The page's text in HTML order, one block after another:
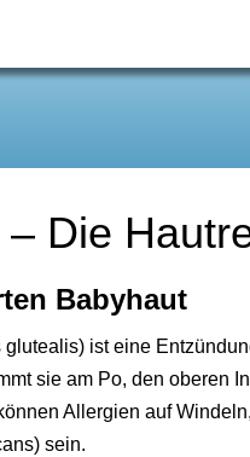
Die
Babyhaut
ist eine
sie am Po, den oberen
Allergien auf
sein.